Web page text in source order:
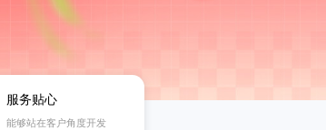
服务贴心
能够站在客户角度开发